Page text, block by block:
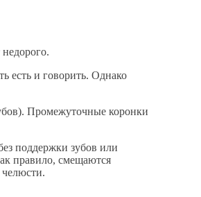
есть и говорить. Однако
Промежуточные коронки
поддержки зубов или
правило, смещаются
челюсти.